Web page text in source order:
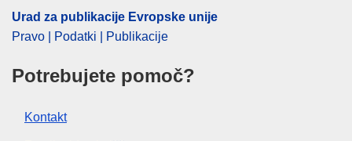
Urad za publikacije Evropske unije
Pravo | Podatki | Publikacije
Potrebujete pomoč?
Kontakt